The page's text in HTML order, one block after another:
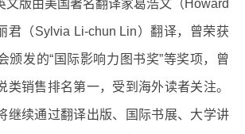
文版由美国著名翻译家葛浩文（Howard
君（Sylvia Li-chun Lin）翻译，曾荣获
颁发的“国际影响力图书奖”等奖项，曾
类销售排名第一，受到海外读者关注。
继续通过翻译出版、国际书展、大学讲